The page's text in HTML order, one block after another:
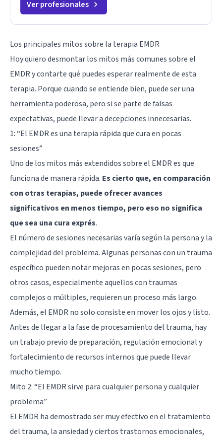
Ver profesionales
Los principales mitos sobre la terapia EMDR
Hoy quiero desmontar los mitos más comunes sobre el
EMDR y contarte qué puedes esperar realmente de esta
terapia. Porque cuando se entiende bien, puede ser una
herramienta poderosa, pero si se parte de falsas
expectativas, puede llevar a decepciones innecesarias.
1: “El EMDR es una terapia rápida que cura en pocas
sesiones”
Uno de los mitos más extendidos sobre el EMDR es que
funciona de manera rápida. Es cierto que, en comparación
con otras terapias, puede ofrecer avances
significativos en menos tiempo, pero eso no significa
que sea una cura exprés.
El número de sesiones necesarias varía según la persona y la
complejidad del problema. Algunas personas con un trauma
específico pueden notar mejoras en pocas sesiones, pero
otros casos, especialmente aquellos con traumas
complejos o múltiples, requieren un proceso más largo.
Además, el EMDR no solo consiste en mover los ojos y listo.
Antes de llegar a la fase de procesamiento del trauma, hay
un trabajo previo de preparación, regulación emocional y
fortalecimiento de recursos internos que puede llevar
mucho tiempo.
Mito 2: “El EMDR sirve para cualquier persona y cualquier
problema”
El EMDR ha demostrado ser muy efectivo en el tratamiento
del trauma, la ansiedad y ciertos trastornos emocionales,